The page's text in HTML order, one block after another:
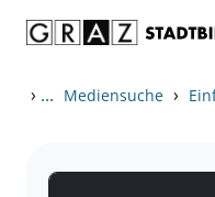
› ... Mediensuche ›